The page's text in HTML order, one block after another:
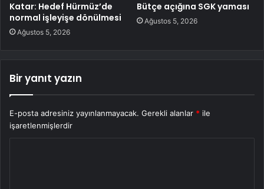
Katar: Hedef Hürmüz’de
normal işleyişe dönülmesi
Ağustos 5, 2026
Bütçe açığına SGK yaması
Ağustos 5, 2026
Bir yanıt yazın
E-posta adresiniz yayınlanmayacak. Gerekli alanlar * ile
işaretlenmişlerdir